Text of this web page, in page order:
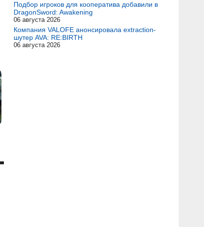
Подбор игроков для кооператива добавили в
DragonSword: Awakening
06 августа 2026
Компания VALOFE анонсировала extraction-
шутер AVA: RE:BIRTH
06 августа 2026